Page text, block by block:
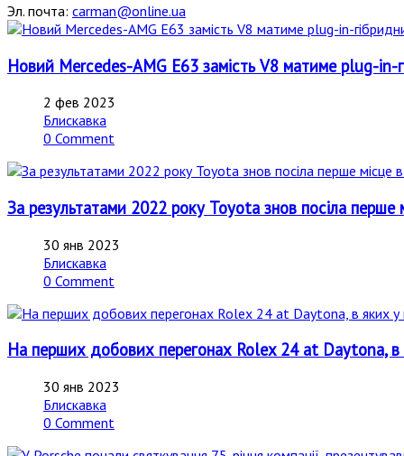
Эл. почта: carman@online.ua
Новий Mercedes-AMG E63 замість V8 матиме plug-
2 фев 2023
Блискавка
0 Comment
За результатами 2022 року Toyota знов посіла перше
30 янв 2023
Блискавка
0 Comment
На перших добових перегонах Rolex 24 at Daytona, в
30 янв 2023
Блискавка
0 Comment